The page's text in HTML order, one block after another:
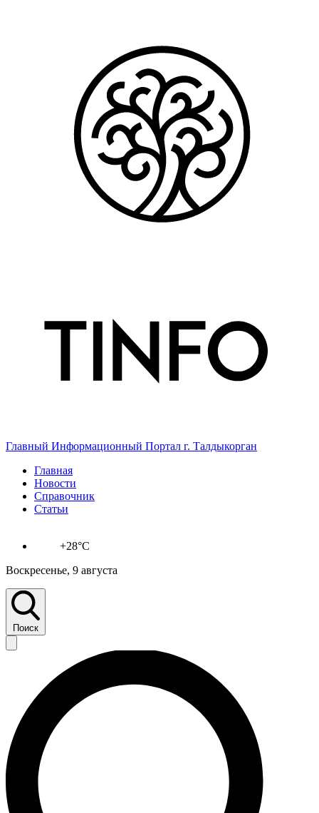
Главный Информационный Портал г. Талдыкорган
Главная
Новости
Справочник
Статьи
+28°C
Воскресенье, 9 августа
Поиск